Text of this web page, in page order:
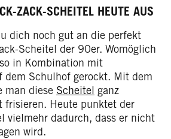
ZACK-SCHEITEL HEUTE AUS
dich noch gut an die perfekt
Scheitel der 90er. Womöglich
in Kombination mit
dem Schulhof gerockt. Mit dem
man diese Scheitel ganz
frisieren. Heute punktet der
vielmehr dadurch, dass er nicht
wird.